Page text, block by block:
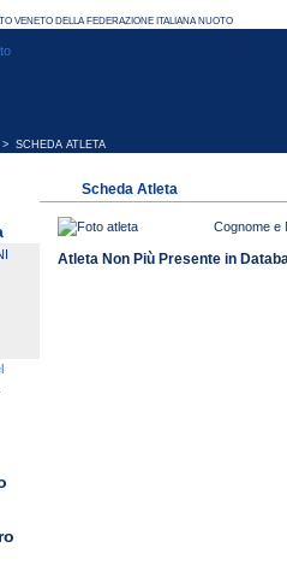
SCHEDA ATLETA
Scheda Atleta
Cognome e
Atleta Non Più Presente in